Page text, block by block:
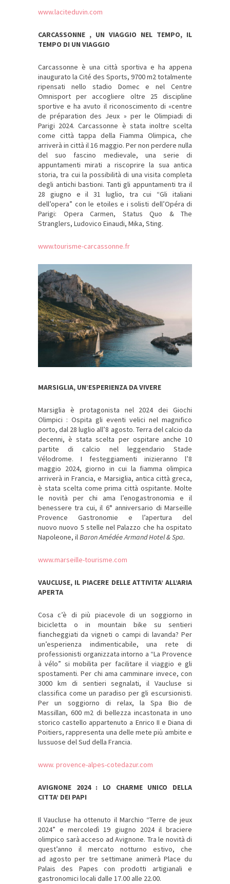
www.laciteduvin.com
CARCASSONNE , UN VIAGGIO NEL TEMPO, IL
TEMPO DI UN VIAGGIO
Carcassonne è una città sportiva e ha appena
inaugurato la Cité des Sports, 9700 m2 totalmente
ripensati nello stadio Domec e nel Centre
Omnisport per accogliere oltre 25 discipline
sportive e ha avuto il riconoscimento di «centre
de préparation des Jeux » per le Olimpiadi di
Parigi 2024. Carcassonne è stata inoltre scelta
come città tappa della Fiamma Olimpica, che
arriverà in città il 16 maggio. Per non perdere nulla
del suo fascino medievale, una serie di
appuntamenti mirati a riscoprire la sua antica
storia, tra cui la possibilità di una visita completa
degli antichi bastioni. Tanti gli appuntamenti tra il
28 giugno e il 31 luglio, tra cui “Gli italiani
dell’opera” con le etoiles e i solisti dell’Opéra di
Parigi: Opera Carmen, Status Quo & The
Stranglers, Ludovico Einaudi, Mika, Sting.
www.tourisme-carcassonne.fr
MARSIGLIA, UN’ESPERIENZA DA VIVERE
Marsiglia è protagonista nel 2024 dei Giochi
Olimpici : Ospita gli eventi velici nel magnifico
porto, dal 28 luglio all’8 agosto. Terra del calcio da
decenni, è stata scelta per ospitare anche 10
partite di calcio nel leggendario Stade
Vélodrome. I festeggiamenti inizieranno l’8
maggio 2024, giorno in cui la fiamma olimpica
arriverà in Francia, e Marsiglia, antica città greca,
è stata scelta come prima città ospitante. Molte
le novità per chi ama l’enogastronomia e il
benessere tra cui, il 6° anniversario di Marseille
Provence Gastronomie e l’apertura del
nuovo nuovo 5 stelle nel Palazzo che ha ospitato
Napoleone, ilBaron Amédée Armand Hotel & Spa.
www.marseille-tourisme.com
VAUCLUSE, IL PIACERE DELLE ATTIVITA’ ALL’ARIA
APERTA
Cosa c’è di più piacevole di un soggiorno in
bicicletta o in mountain bike su sentieri
fiancheggiati da vigneti o campi di lavanda? Per
un’esperienza indimenticabile, una rete di
professionisti organizzata intorno a “La Provence
à vélo” si mobilita per facilitare il viaggio e gli
spostamenti. Per chi ama camminare invece, con
3000 km di sentieri segnalati, il Vaucluse si
classifica come un paradiso per gli escursionisti.
Per un soggiorno di relax, la Spa Bio de
Massillan, 600 m2 di bellezza incastonata in uno
storico castello appartenuto a Enrico II e Diana di
Poitiers, rappresenta una delle mete più ambite e
lussuose del Sud della Francia.
www. provence-alpes-cotedazur.com
AVIGNONE 2024 : LO CHARME UNICO DELLA
CITTA’ DEI PAPI
Il Vaucluse ha ottenuto il Marchio “Terre de jeux
2024” e mercoledì 19 giugno 2024 il braciere
olimpico sarà acceso ad Avignone. Tra le novità di
quest’anno il mercato notturno estivo, che
ad agosto per tre settimane animerà Place du
Palais des Papes con prodotti artigianali e
gastronomici locali dalle 17.00 alle 22.00.